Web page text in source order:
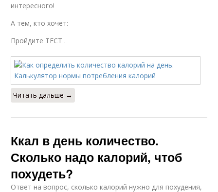
интересного!
А тем, кто хочет:
Пройдите ТЕСТ .
Читать дальше →
Ккал в день количество.
Сколько надо калорий, чтоб
похудеть?
Ответ на вопрос, сколько калорий нужно для похудения,